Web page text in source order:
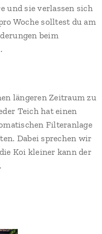
und sie verlassen sich
Woche solltest du am
beim
längeren Zeitraum zu
Teich hat einen
Filteranlage
Dabei sprechen wir
Koi kleiner kann der